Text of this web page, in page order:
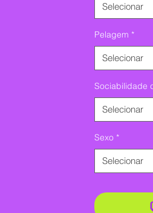
Selecionar
Pelagem *
Selecionar
Sociabilidade
Selecionar
Sexo *
Selecionar